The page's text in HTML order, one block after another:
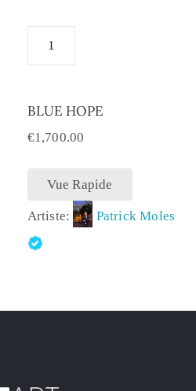
BLUE HOPE
€1,700.00
Vue Rapide
Artiste: Patrick Moles